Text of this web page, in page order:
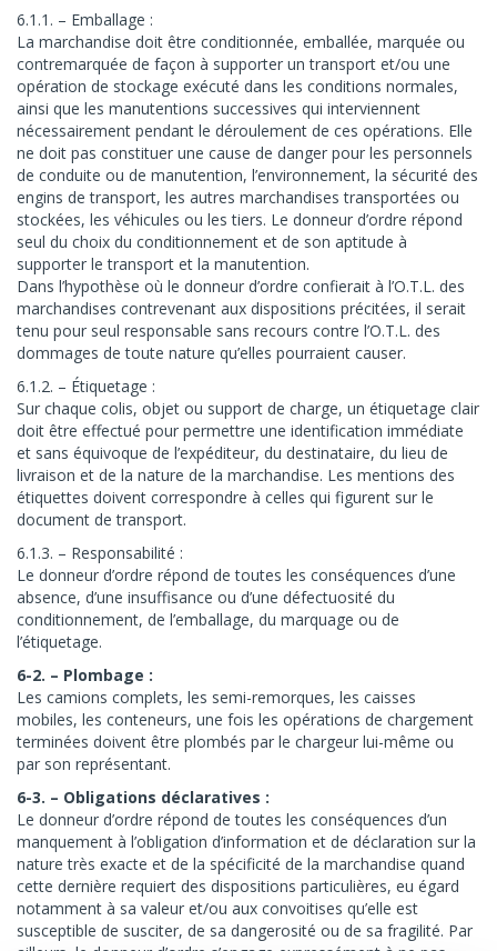
6.1.1. – Emballage :
La marchandise doit être conditionnée, emballée, marquée ou
contremarquée de façon à supporter un transport et/ou une
opération de stockage exécuté dans les conditions normales,
ainsi que les manutentions successives qui interviennent
nécessairement pendant le déroulement de ces opérations. Elle
ne doit pas constituer une cause de danger pour les personnels
de conduite ou de manutention, l’environnement, la sécurité des
engins de transport, les autres marchandises transportées ou
stockées, les véhicules ou les tiers. Le donneur d’ordre répond
seul du choix du conditionnement et de son aptitude à
supporter le transport et la manutention.
Dans l’hypothèse où le donneur d’ordre confierait à l’O.T.L. des
marchandises contrevenant aux dispositions précitées, il serait
tenu pour seul responsable sans recours contre l’O.T.L. des
dommages de toute nature qu’elles pourraient causer.
6.1.2. – Étiquetage :
Sur chaque colis, objet ou support de charge, un étiquetage clair
doit être effectué pour permettre une identification immédiate
et sans équivoque de l’expéditeur, du destinataire, du lieu de
livraison et de la nature de la marchandise. Les mentions des
étiquettes doivent correspondre à celles qui figurent sur le
document de transport.
6.1.3. – Responsabilité :
Le donneur d’ordre répond de toutes les conséquences d’une
absence, d’une insuffisance ou d’une défectuosité du
conditionnement, de l’emballage, du marquage ou de
l’étiquetage.
6-2. – Plombage :
Les camions complets, les semi-remorques, les caisses
mobiles, les conteneurs, une fois les opérations de chargement
terminées doivent être plombés par le chargeur lui-même ou
par son représentant.
6-3. – Obligations déclaratives :
Le donneur d’ordre répond de toutes les conséquences d’un
manquement à l’obligation d’information et de déclaration sur la
nature très exacte et de la spécificité de la marchandise quand
cette dernière requiert des dispositions particulières, eu égard
notamment à sa valeur et/ou aux convoitises qu’elle est
susceptible de susciter, de sa dangerosité ou de sa fragilité. Par